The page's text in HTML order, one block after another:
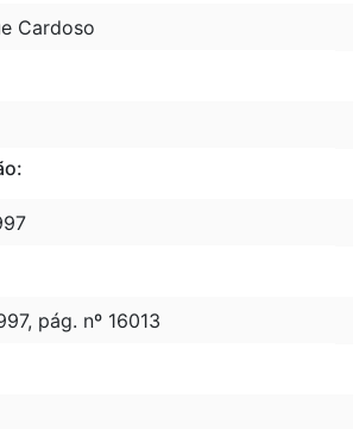
Cardoso
pág. nº 16013